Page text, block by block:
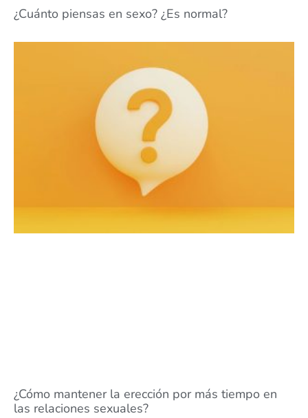
¿Cuánto piensas en sexo? ¿Es normal?
¿Cómo mantener la erección por más tiempo en
las relaciones sexuales?